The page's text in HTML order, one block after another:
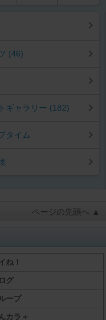
(46)
ギャラリー (182)
タイム
ページの先頭へ ▲
ね！
グ
ープ
カラ＋